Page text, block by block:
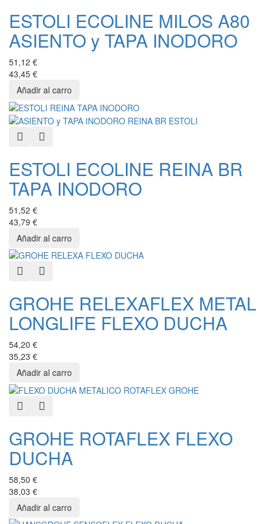
ESTOLI ECOLINE MILOS A80
ASIENTO y TAPA INODORO
51,12 €
43,45 €
Quick View
ESTOLI ECOLINE REINA BR
TAPA INODORO
51,52 €
43,79 €
Quick View
GROHE RELEXAFLEX METAL
LONGLIFE FLEXO DUCHA
54,20 €
35,23 €
Quick View
GROHE ROTAFLEX FLEXO
DUCHA
58,50 €
38,03 €